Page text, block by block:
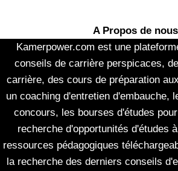
A Propos de nous
Kamerpower.com est une
conseils de carrière perspicaces,
carrière, des cours de préparation
un coaching d'entretien d'embauche,
concours, les bourses d'études
recherche d'opportunités d'études
ressources pédagogiques
la recherche des derniers conseils